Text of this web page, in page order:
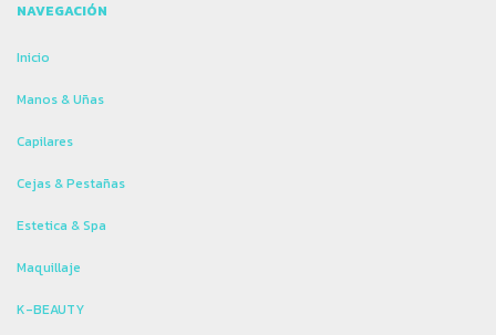
NAVEGACIÓN
Inicio
Manos & Uñas
Capilares
Cejas & Pestañas
Estetica & Spa
Maquillaje
K-BEAUTY